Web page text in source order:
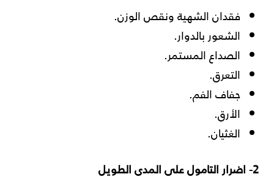
فقدان الشهية ونقص الوزن.
الشعور بالدوار.
الصداع المستمر.
التعرق.
جفاف الفم.
الأرق.
الغثيان.
2- اضرار التامول على المدى الطويل